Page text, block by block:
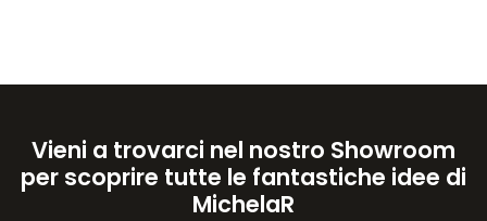
Vieni a trovarci nel nostro Showroom
per scoprire tutte le fantastiche idee di
MichelaR